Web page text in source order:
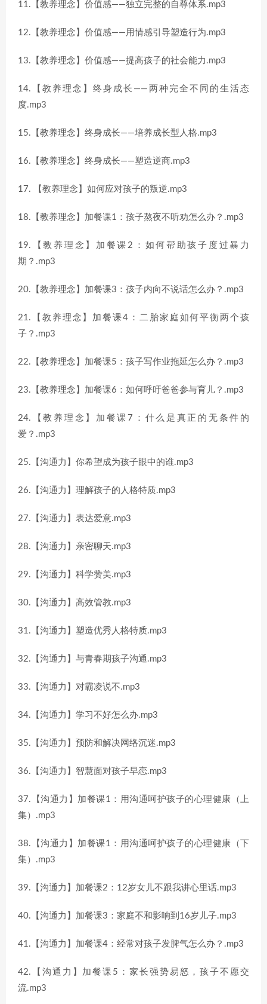
11.【教养理念】价值感——独立完整的自尊体系.mp3
12.【教养理念】价值感——用情感引导塑造行为.mp3
13.【教养理念】价值感——提高孩子的社会能力.mp3
14.【教养理念】终身成长——两种完全不同的生活态
度.mp3
15.【教养理念】终身成长——培养成长型人格.mp3
16.【教养理念】终身成长——塑造逆商.mp3
17. 【教养理念】如何应对孩子的叛逆.mp3
18.【教养理念】加餐课1：孩子熬夜不听劝怎么办？.mp3
19.【教养理念】加餐课2：如何帮助孩子度过暴力
期？.mp3
20.【教养理念】加餐课3：孩子内向不说话怎么办？.mp3
21.【教养理念】加餐课4：二胎家庭如何平衡两个孩
子？.mp3
22.【教养理念】加餐课5：孩子写作业拖延怎么办？.mp3
23.【教养理念】加餐课6：如何呼吁爸爸参与育儿？.mp3
24.【教养理念】加餐课7：什么是真正的无条件的
爱？.mp3
25.【沟通力】你希望成为孩子眼中的谁.mp3
26.【沟通力】理解孩子的人格特质.mp3
27.【沟通力】表达爱意.mp3
28.【沟通力】亲密聊天.mp3
29.【沟通力】科学赞美.mp3
30.【沟通力】高效管教.mp3
31.【沟通力】塑造优秀人格特质.mp3
32.【沟通力】与青春期孩子沟通.mp3
33.【沟通力】对霸凌说不.mp3
34.【沟通力】学习不好怎么办.mp3
35.【沟通力】预防和解决网络沉迷.mp3
36.【沟通力】智慧面对孩子早恋.mp3
37.【沟通力】加餐课1：用沟通呵护孩子的心理健康（上
集）.mp3
38.【沟通力】加餐课1：用沟通呵护孩子的心理健康（下
集）.mp3
39.【沟通力】加餐课2：12岁女儿不跟我讲心里话.mp3
40.【沟通力】加餐课3：家庭不和影响到16岁儿子.mp3
41.【沟通力】加餐课4：经常对孩子发脾气怎么办？.mp3
42.【沟通力】加餐课5：家长强势易怒，孩子不愿交
流.mp3